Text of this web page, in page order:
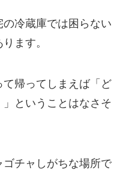
冷蔵庫では困らない
ます。
帰ってしまえば「ど
ということはなさそ
チャしがちな場所で